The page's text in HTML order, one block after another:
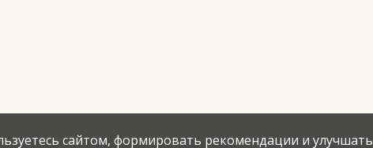
сайтом, формировать рекомендации и улучшать